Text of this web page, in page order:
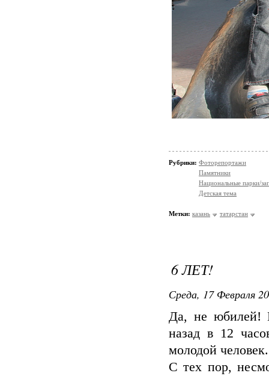
Рубрики: Фоторепортажи
Памятники
Национальные парки/
Детская тема
Метки: казань татарстан
6 ЛЕТ!
Среда, 17 Февраля
Да, не юбилей!
назад в 12
молодой человек.
С тех пор,